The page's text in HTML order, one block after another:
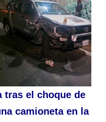
tras el choque de
camioneta en la